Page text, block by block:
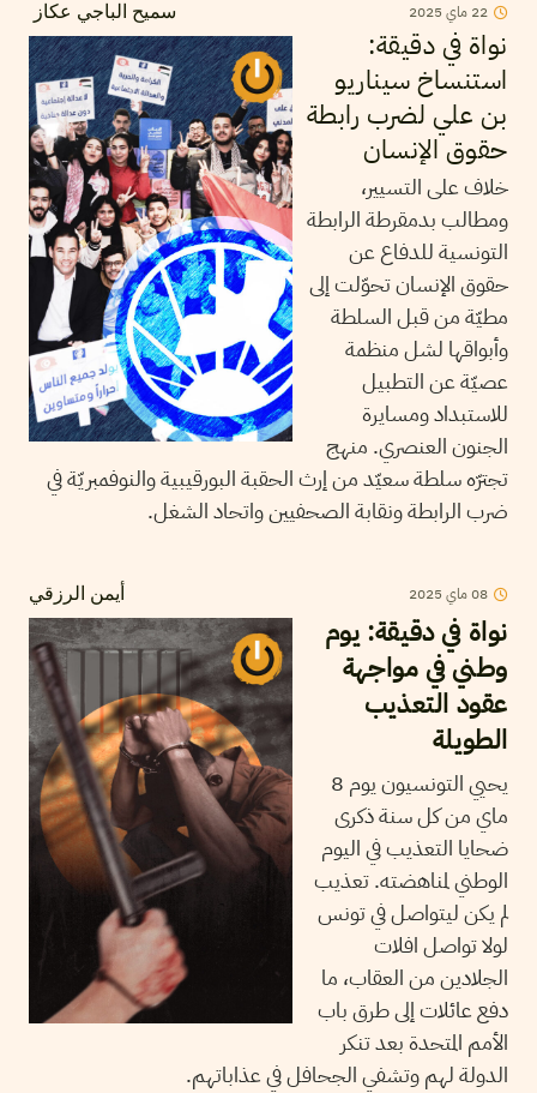
سميح الباجي عكاز 22 ماي 2025
نواة في دقيقة:
استنساخ سيناريو
بن علي لضرب رابطة
حقوق الإنسان
خلاف على التسيير،
ومطالب بدمقرطة الرابطة
التونسية للدفاع عن
حقوق الإنسان تحوّلت إلى
مطيّة من قبل السلطة
وأبواقها لشل منظمة
عصيّة عن التطبيل
للاستبداد ومسايرة
الجنون العنصري. منهج
تجترّه سلطة سعيّد من إرث الحقبة البورقيبية والنوفمبريّة في
ضرب الرابطة ونقابة الصحفيين واتحاد الشغل.
أيمن الرزقي 08ماي 2025
نواة في دقيقة: يوم
وطني في مواجهة
عقود التعذيب
الطويلة
يحيي التونسيون يوم 8
ماي من كل سنة ذكرى
ضحايا التعذيب في اليوم
الوطني لمناهضته. تعذيب
لم يكن ليتواصل في تونس
لولا تواصل افلات
الجلادين من العقاب، ما
دفع عائلات إلى طرق باب
الأمم المتحدة بعد تنكر
الدولة لهم وتشفي الجحافل في عذاباتهم.